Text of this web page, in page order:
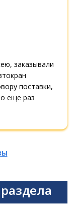
заказывали
поставки,
еще раз